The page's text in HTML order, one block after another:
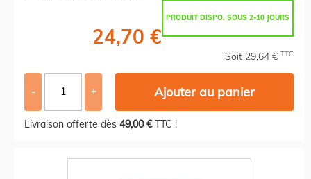
PRODUIT DISPO. SOUS 2-10 JOURS
24,70 €
Soit 29,64 € TTC
- + Ajouter au panier
Livraison offerte dès 49,00 €TTC !